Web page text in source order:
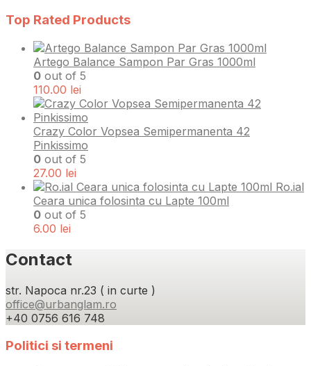
Top Rated Products
Artego Balance Sampon Par Gras 1000ml
0 out of 5
110.00 lei
Crazy Color Vopsea Semipermanenta 42
Pinkissimo
0 out of 5
27.00 lei
Ro.ial
Ceara unica folosinta cu Lapte 100ml
0 out of 5
6.00 lei
Contact
str. Napoca nr.23 ( in curte )
office@urbanglam.ro
+40 0756 616 748
Politici si termeni